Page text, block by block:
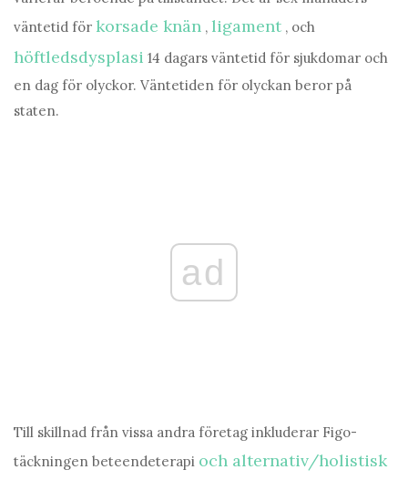
väntetid för korsade knän , ligament , och
höftledsdysplasi 14 dagars väntetid för sjukdomar och
en dag för olyckor. Väntetiden för olyckan beror på
staten.
ad
Till skillnad från vissa andra företag inkluderar Figo-
täckningen beteendeterapi och alternativ/holistisk